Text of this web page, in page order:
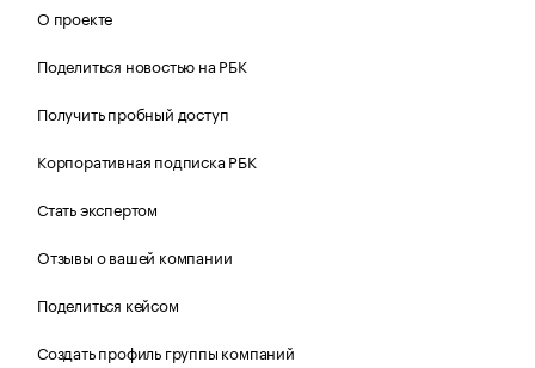
О проекте
Поделиться новостью на РБК
Получить пробный доступ
Корпоративная подписка РБК
Стать экспертом
Отзывы о вашей компании
Поделиться кейсом
Создать профиль группы компаний